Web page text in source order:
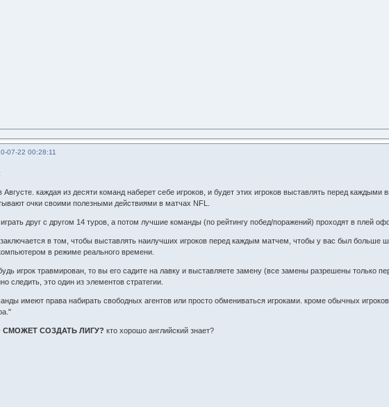
07-22 00:28:11
Августе. каждая из десяти команд наберет себе игроков, и будет этих игроков выставлять перед
очки своими полезными действиями в матчах NFL.
друг с другом 14 туров, а потом лучшие команды (по рейтингу побед/поражений) проходят в плей
заключается в том, чтобы выставлять наилучших игроков перед каждым матчем, чтобы у вас был больше
в режиме реального времени.
игрок травмирован, то вы его садите на лавку и выставляете замену (все замены разрешены только
следить, это один из элементов стратегии.
имеют права набирать свободных агентов или просто обмениваться игроками. кроме обычных
СМОЖЕТ СОЗДАТЬ ЛИГУ? кто хорошо английский знает?